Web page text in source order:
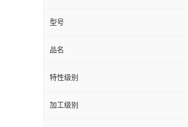
型号
品名
特性级别
加工级别